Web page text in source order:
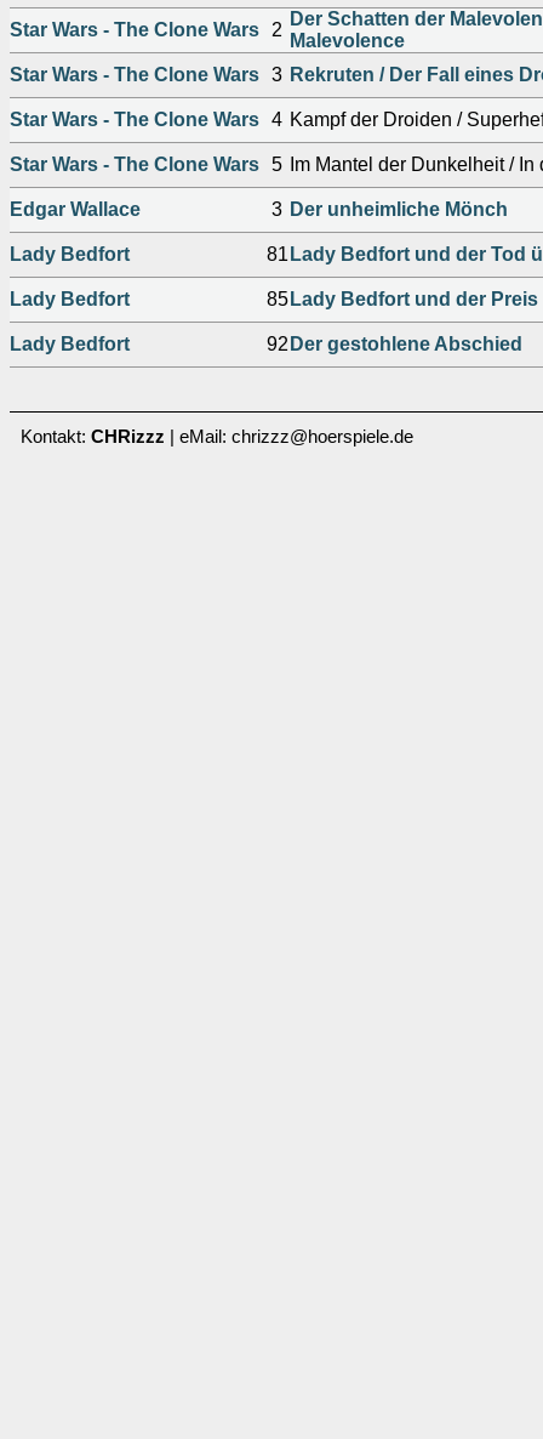
Star Wars - The Clone Wars 2
Der Schatten der
Malevolence
Star Wars - The Clone Wars 3 Rekruten / Der Fall eines
Star Wars - The Clone Wars 4 Kampf der Droiden /
Star Wars - The Clone Wars 5 Im Mantel der Dunkelheit /
Edgar Wallace 3 Der unheimliche Mönch
Lady Bedfort 81 Lady Bedfort und der Tod
Lady Bedfort 85 Lady Bedfort und der
Lady Bedfort 92 Der gestohlene Abschied
Kontakt: CHRizzz | eMail: chrizzz@hoerspiele.de